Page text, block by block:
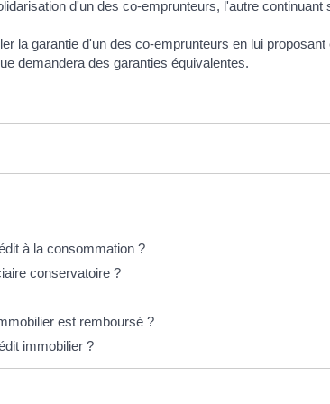
d'un des co-emprunteurs, l'autre
la garantie d'un des co-emprunteurs en lui
demandera des garanties équivalentes.
à la consommation ?
conservatoire ?
est remboursé ?
immobilier ?